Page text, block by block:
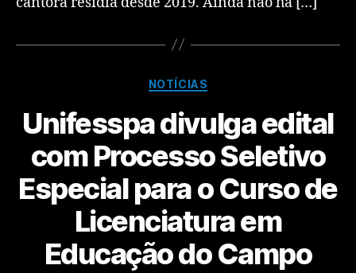
NOTÍCIAS
Unifesspa divulga edital
com Processo Seletivo
Especial para o Curso de
Licenciatura em
Educação do Campo